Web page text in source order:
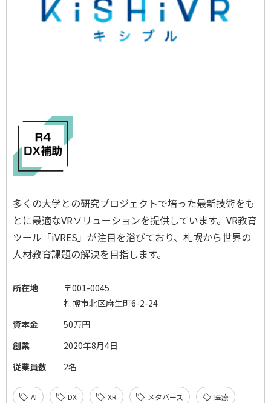
多くの大学との研究プロジェクトで培った最新技術をも
とに最適なVRソリューションを提供しています。VR教育
ツール「iVRES」が注目を浴びており、札幌から世界の
人材教育課題の解決を目指します。
所在地
〒001-0045
札幌市北区麻生町6-2-24
資本金
50万円
創業
2020年8月4日
従業員数
2名
AI DX XR メタバース 医療